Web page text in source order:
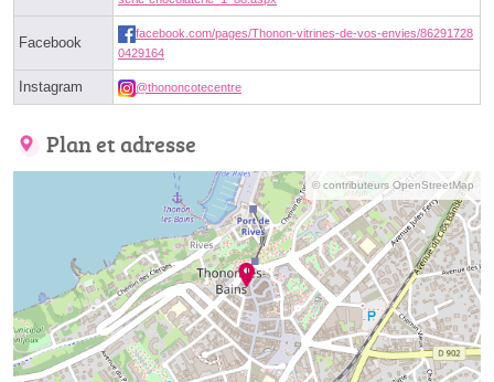
Facebook
facebook.com/pages/Thonon-vitrines-de-vos-envies/86291728
0429164
Instagram @thononcotecentre
Plan et adresse
© contributeurs OpenStreetMap